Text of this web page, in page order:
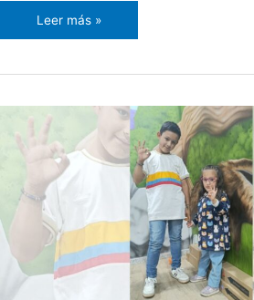
Leer más »
Antes
cirugía:
los
cuidados
que
preparan
el